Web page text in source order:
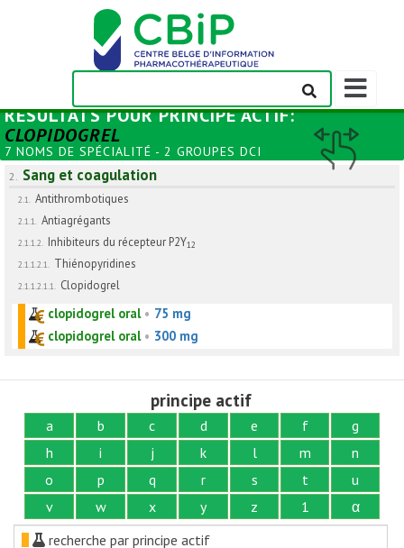
Afficher/
la
de
navigation
RÉSULTATS POURPRINCIPE ACTIF:
CLOPIDOGREL
7 NOMS DE SPÉCIALITÉ - 2 GROUPES DCI
2. Sang et coagulation
2.1. Antithrombotiques
2.1.1. Antiagrégants
2.1.1.2. Inhibiteurs du récepteur P2Y12
2.1.1.2.1. Thiénopyridines
2.1.1.2.1.1. Clopidogrel
clopidogrel oral• 75 mg
clopidogrel oral• 300 mg
principe actif
a b c d e f
g
h
i j k l m
n
o
p q r s t
u
v
w x y z 1
α
recherche par principe actif